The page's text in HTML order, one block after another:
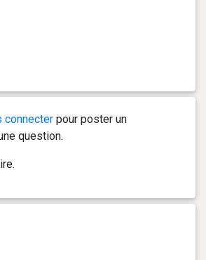
connecter pour poster un
question.